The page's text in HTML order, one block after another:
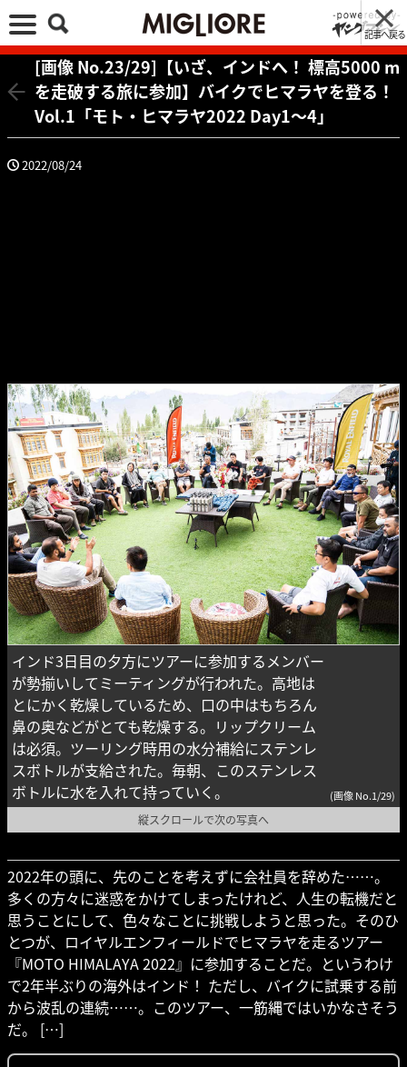
記事へ戻る
[画像 No.23/29]【いざ、インドへ！ 標高5000 m
を走破する旅に参加】バイクでヒマラヤを登る！
Vol.1「モト・ヒマラヤ2022 Day1〜4」
2022/08/24
インド3日目の夕方にツアーに参加するメンバー
が勢揃いしてミーティングが行われた。高地は
とにかく乾燥しているため、口の中はもちろん
鼻の奥などがとても乾燥する。リップクリーム
は必須。ツーリング時用の水分補給にステンレ
スボトルが支給された。毎朝、このステンレス
ボトルに水を入れて持っていく。
(画像 No.1/29)
縦スクロールで次の写真へ
2022年の頭に、先のことを考えずに会社員を辞めた……。
多くの方々に迷惑をかけてしまったけれど、人生の転機だと
思うことにして、色々なことに挑戦しようと思った。そのひ
とつが、ロイヤルエンフィールドでヒマラヤを走るツアー
『MOTO HIMALAYA 2022』に参加することだ。というわけ
で2年半ぶりの海外はインド！ ただし、バイクに試乗する前
から波乱の連続……。このツアー、一筋縄ではいかなさそう
だ。 […]